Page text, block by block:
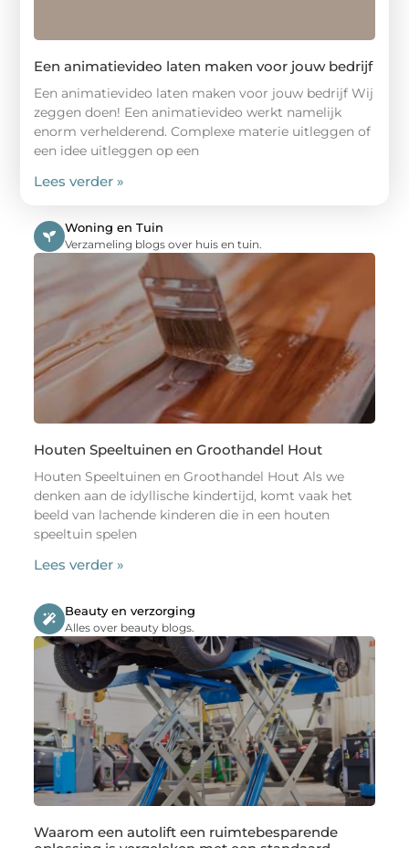
Woning en Tuin
Verzameling blogs over huis en tuin.
Houten Speeltuinen en Groothandel Hout
Houten Speeltuinen en Groothandel Hout Als we
denken aan de idyllische kindertijd, komt vaak het
beeld van lachende kinderen die in een houten
speeltuin spelen
Lees verder »
Een animatievideo laten maken voor jouw bedrijf
Een animatievideo laten maken voor jouw bedrijf Wij
zeggen doen! Een animatievideo werkt namelijk
enorm verhelderend. Complexe materie uitleggen of
een idee uitleggen op een
Lees verder »
Beauty en verzorging
Alles over beauty blogs.
Waarom een autolift een ruimtebesparende